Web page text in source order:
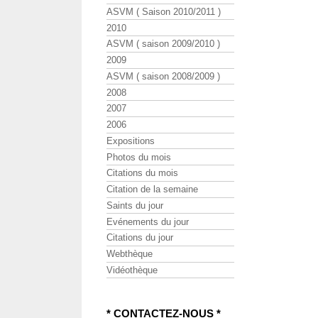
ASVM ( Saison 2010/2011 )
2010
ASVM ( saison 2009/2010 )
2009
ASVM ( saison 2008/2009 )
2008
2007
2006
Expositions
Photos du mois
Citations du mois
Citation de la semaine
Saints du jour
Evénements du jour
Citations du jour
Webthèque
Vidéothèque
* CONTACTEZ-NOUS *